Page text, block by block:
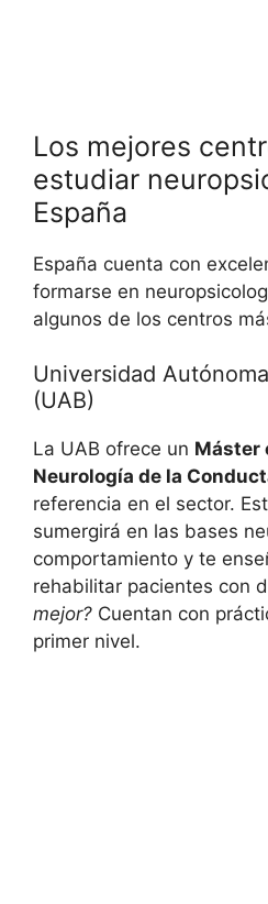
Los mejores
estudiar
España
España cuenta con
formarse en
algunos de los centros
Universidad
(UAB)
La UAB ofrece un Máster
Neurología de la
referencia en el sector.
sumergirá en las bases
comportamiento y te
rehabilitar pacientes con
mejor? Cuentan con
primer nivel.